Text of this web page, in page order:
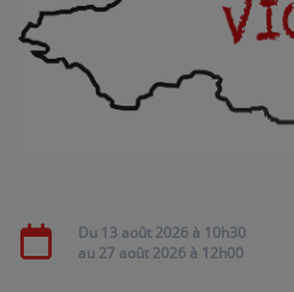
La Radio
EMISSIONS
Médias
Du 13 août 2026 à 10h30
au 27 août 2026 à 12h00